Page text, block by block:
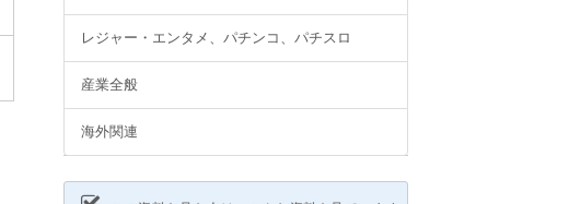
レジャー・エンタメ、パチンコ、パチスロ
産業全般
海外関連